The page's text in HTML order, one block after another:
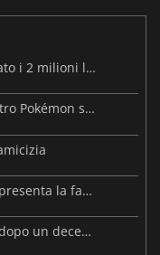
Resident Evil: Veronica ha già superato i 2 milioni liste dei desideri
Beast of Reincarnation: lo studio dietro Pokémon su una nuova strada
Warhammer 40.000: Dawn of War 4 presenta la fazione dei Necron
Forsaken Realms: Vahrin's Call esce dopo un decennio di sviluppo